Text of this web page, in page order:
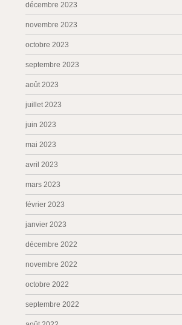
décembre 2023
novembre 2023
octobre 2023
septembre 2023
août 2023
juillet 2023
juin 2023
mai 2023
avril 2023
mars 2023
février 2023
janvier 2023
décembre 2022
novembre 2022
octobre 2022
septembre 2022